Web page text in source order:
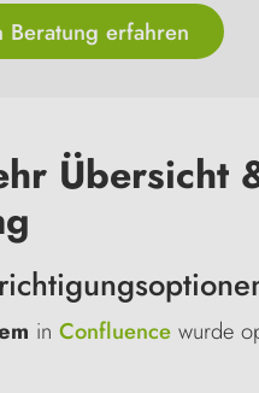
Beratung erfahren
Übersicht
in Confluence wurde